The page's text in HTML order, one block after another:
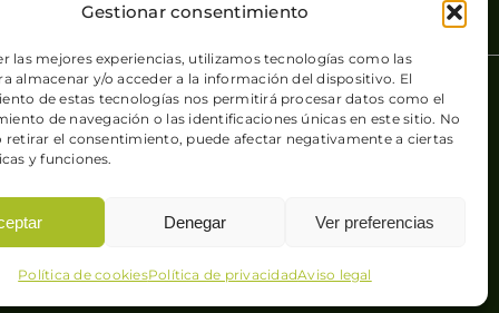
Gestionar consentimiento
las mejores experiencias, utilizamos tecnologías como las
almacenar y/o acceder a la información del dispositivo. El
de estas tecnologías nos permitirá procesar datos como el
de navegación o las identificaciones únicas en este sitio. No
retirar el consentimiento, puede afectar negativamente a ciertas
y funciones.
Denegar Ver preferencias
Política de cookiesPolítica de privacidadAviso legal
cookies| Sitio web desarrollado por+QueGusto S.C.